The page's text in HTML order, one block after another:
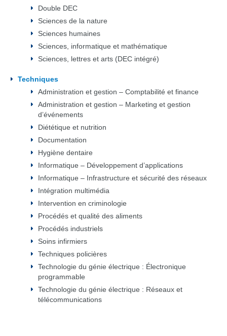
Double DEC
Sciences de la nature
Sciences humaines
Sciences, informatique et mathématique
Sciences, lettres et arts (DEC intégré)
Techniques
Administration et gestion – Comptabilité et finance
Administration et gestion – Marketing et gestion
d’événements
Diététique et nutrition
Documentation
Hygiène dentaire
Informatique – Développement d’applications
Informatique – Infrastructure et sécurité des réseaux
Intégration multimédia
Intervention en criminologie
Procédés et qualité des aliments
Procédés industriels
Soins infirmiers
Techniques policières
Technologie du génie électrique : Électronique
programmable
Technologie du génie électrique : Réseaux et
télécommunications